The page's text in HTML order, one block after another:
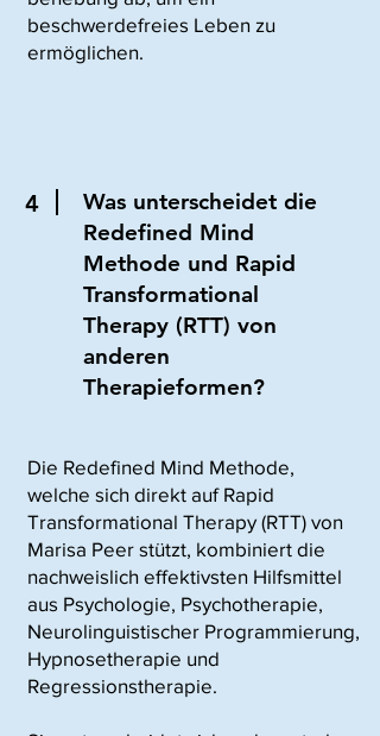
beschwerdefreies Leben zu
ermöglichen.
4
Was unterscheidet die
Redefined Mind
Methode und Rapid
Transformational
Therapy (RTT) von
anderen
Therapieformen?
Die Redefined Mind Methode,
welche sich direkt auf Rapid
Transformational Therapy (RTT) von
Marisa Peer stützt, kombiniert die
nachweislich effektivsten Hilfsmittel
aus Psychologie, Psychotherapie,
Neurolinguistischer Programmierung,
Hypnosetherapie und
Regressionstherapie.